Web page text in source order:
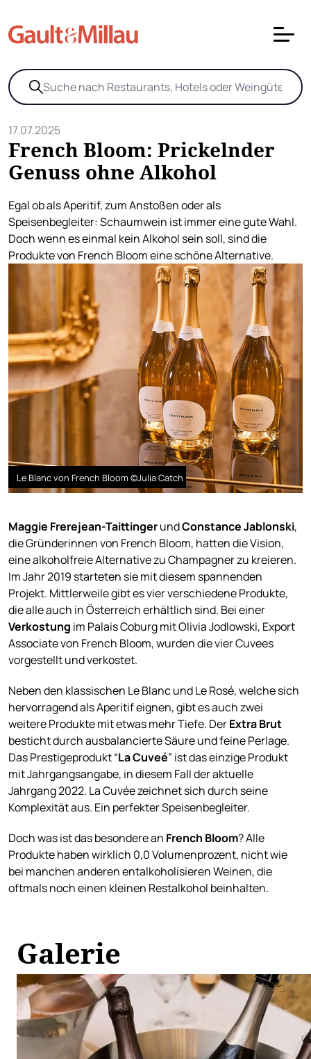
17.07.2025
French Bloom: Prickelnder
Genuss ohne Alkohol
Egal ob als Aperitif, zum Anstoßen oder als
Speisenbegleiter: Schaumwein ist immer eine gute Wahl.
Doch wenn es einmal kein Alkohol sein soll, sind die
Produkte von French Bloom eine schöne Alternative.
Le Blanc von French Bloom ©Julia Catch
Maggie Frerejean-TaittingerundConstance Jablonski,
die Gründerinnen von French Bloom, hatten die Vision,
eine alkoholfreie Alternative zu Champagner zu kreieren.
Im Jahr 2019 starteten sie mit diesem spannenden
Projekt. Mittlerweile gibt es vier verschiedene Produkte,
die alle auch in Österreich erhältlich sind. Bei einer
Verkostung im Palais Coburg mit Olivia Jodlowski, Export
Associate von French Bloom, wurden die vier Cuvees
vorgestellt und verkostet.
Neben den klassischen Le Blanc und Le Rosé, welche sich
hervorragend als Aperitif eignen, gibt es auch zwei
weitere Produkte mit etwas mehr Tiefe. DerExtra Brut
besticht durch ausbalancierte Säure und feine Perlage.
Das Prestigeprodukt “La Cuveé” ist das einzige Produkt
mit Jahrgangsangabe, in diesem Fall der aktuelle
Jahrgang 2022. La Cuvée zeichnet sich durch seine
Komplexität aus. Ein perfekter Speisenbegleiter.
Doch was ist das besondere an French Bloom? Alle
Produkte haben wirklich 0,0 Volumenprozent, nicht wie
bei manchen anderen entalkoholisieren Weinen, die
oftmals noch einen kleinen Restalkohol beinhalten.
Galerie